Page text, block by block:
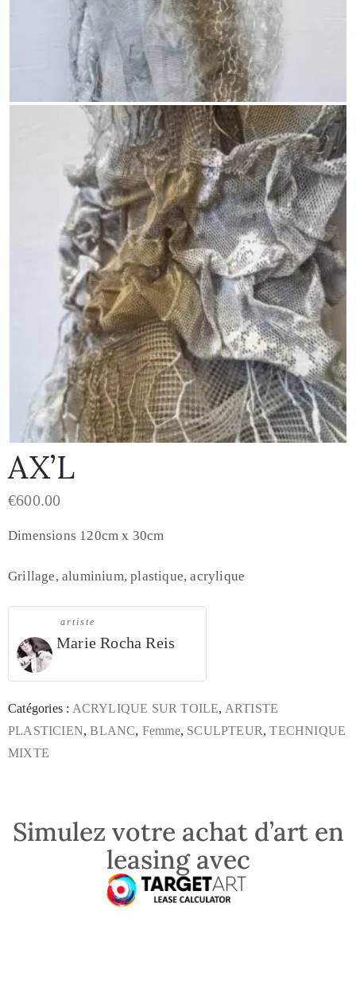
AX’L
€600.00
Dimensions 120cm x 30cm
Grillage, aluminium, plastique, acrylique
artiste
Marie Rocha Reis
Catégories : ACRYLIQUE SUR TOILE, ARTISTE
PLASTICIEN,BLANC, Femme, SCULPTEUR,TECHNIQUE
MIXTE
Simulez votre achat d’art en
leasing avec